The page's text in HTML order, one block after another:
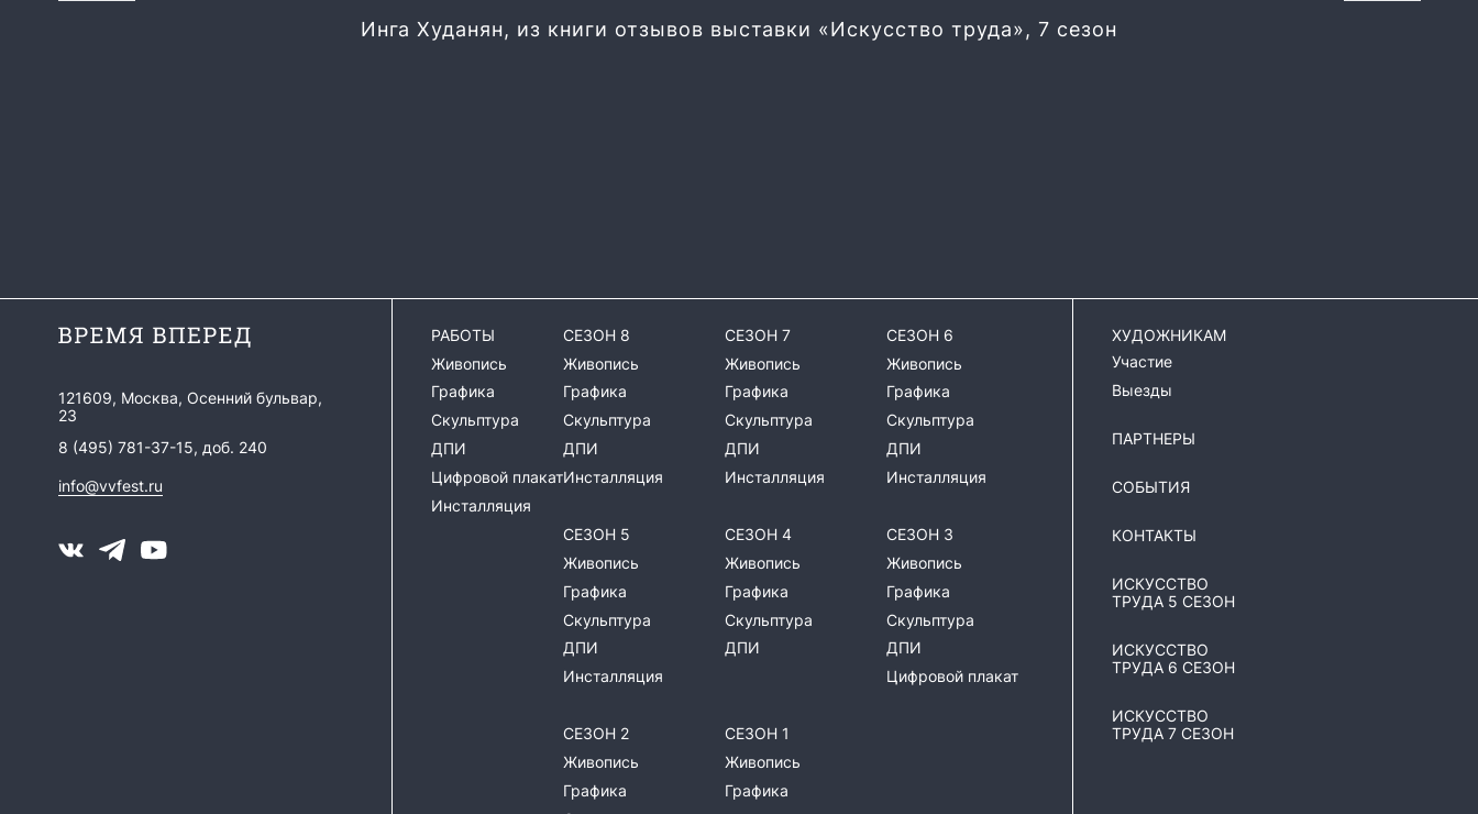
Инга Худанян, из книги отзывов выставки «Искусство труда», 7 сезон
121609, Москва, Осенний бульвар,
23
8 (495) 781-37-15, доб. 240
info@vvfest.ru
РАБОТЫ
Живопись
Графика
Скульптура
ДПИ
Цифровой плакат
Инсталляция
СЕЗОН 8
Живопись
Графика
Скульптура
ДПИ
Инсталляция
СЕЗОН 7
Живопись
Графика
Скульптура
ДПИ
Инсталляция
СЕЗОН 6
Живопись
Графика
Скульптура
ДПИ
Инсталляция
СЕЗОН 5
Живопись
Графика
Скульптура
ДПИ
Инсталляция
СЕЗОН 4
Живопись
Графика
Скульптура
ДПИ
СЕЗОН 3
Живопись
Графика
Скульптура
ДПИ
Цифровой плакат
СЕЗОН 2
Живопись
Графика
СЕЗОН 1
Живопись
Графика
ХУДОЖНИКАМ
Участие
Выезды
ПАРТНЕРЫ
СОБЫТИЯ
КОНТАКТЫ
ИСКУССТВО
ТРУДА 5 СЕЗОН
ИСКУССТВО
ТРУДА 6 СЕЗОН
ИСКУССТВО
ТРУДА 7 СЕЗОН